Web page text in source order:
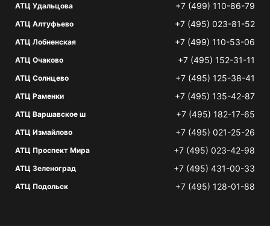
АТЦ Удальцова +7 (499) 110-86-79
АТЦ Алтуфьево +7 (495) 023-81-52
АТЦ Лобненская +7 (499) 110-53-06
АТЦ Очаково +7 (495) 152-31-11
АТЦ Солнцево +7 (495) 125-38-41
АТЦ Раменки +7 (495) 135-42-87
АТЦ Варшавское ш +7 (495) 182-17-65
АТЦ Измайлово +7 (495) 021-25-26
АТЦ Проспект Мира +7 (495) 023-42-98
АТЦ Зеленоград +7 (495) 431-00-33
АТЦ Подольск +7 (495) 128-01-88